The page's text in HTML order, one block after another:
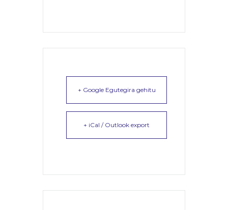
+ Google Egutegira gehitu
+ iCal / Outlook export